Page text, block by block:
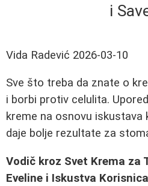
i
Vida Radević 2026-03-10
Sve što treba da znate o
i borbi protiv celulita.
kreme na osnovu iskustava
daje bolje rezultate za
Vodič kroz Svet Krema za
Eveline i Iskustva Korisnica